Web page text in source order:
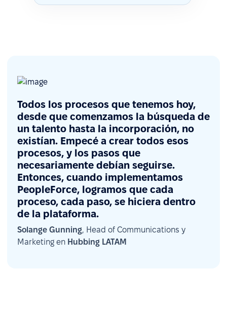
Todos los procesos que tenemos hoy,
desde que comenzamos la búsqueda de
un talento hasta la incorporación, no
existían. Empecé a crear todos esos
procesos, y los pasos que
necesariamente debían seguirse.
Entonces, cuando implementamos
PeopleForce, logramos que cada
proceso, cada paso, se hiciera dentro
de la plataforma.
Solange Gunning, Head of Communications y
Marketing en Hubbing LATAM